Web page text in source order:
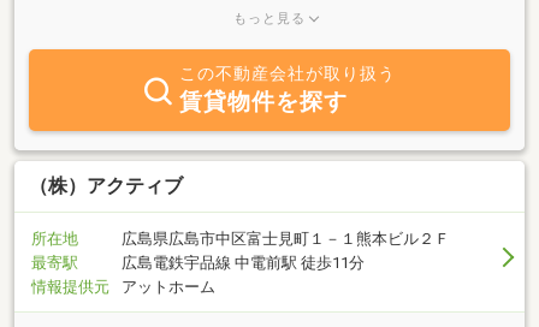
励んで参りました。この度更なるサービスの向上の為、物件のプロ
した。『お客様を大切に』を合言葉に、経験豊富なスタッフが、親
しい人と楽しい時間を過ごしているように、親切に、そして丁寧に
接客させて頂きます。
もっと見る
この不動産会社が取り扱う
賃貸物件を探す
（株）アクティブ
所在地
広島県広島市中区富士見町１－１熊本ビル２Ｆ
最寄駅
広島電鉄宇品線 中電前駅 徒歩11分
情報提供元
アットホーム